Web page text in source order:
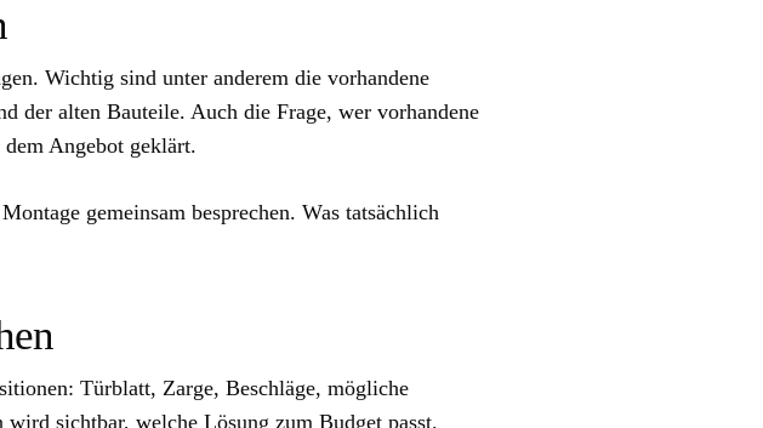
Wichtig sind unter anderem die vorhandene
der alten Bauteile. Auch die Frage, wer vorhandene
Angebot geklärt.
gemeinsam besprechen. Was tatsächlich
Türblatt, Zarge, Beschläge, mögliche
sichtbar, welche Lösung zum Budget passt.